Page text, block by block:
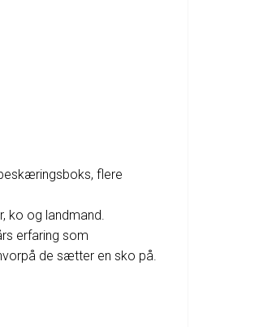
flere
ko og landmand.
erfaring som
de sætter en sko på.